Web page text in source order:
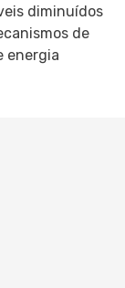
diminuídos
de
energia